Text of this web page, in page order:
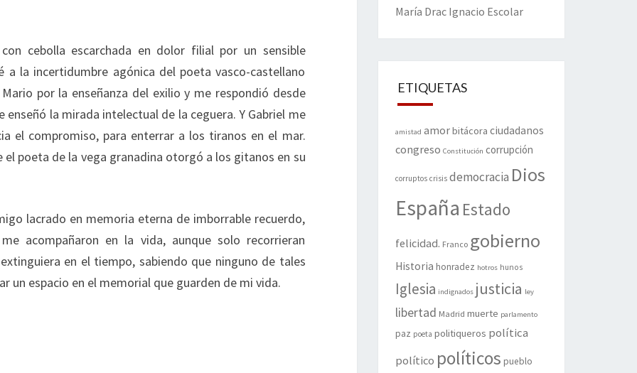
cebolla escarchada en dolor filial por un sensible
a la incertidumbre agónica del poeta vasco-castellano
por la enseñanza del exilio y me respondió desde
enseñó la mirada intelectual de la ceguera. Y Gabriel me
el compromiso, para enterrar a los tiranos en el mar.
el poeta de la vega granadina otorgó a los gitanos en su
lacrado en memoria eterna de imborrable recuerdo,
acompañaron en la vida, aunque solo recorrieran
en el tiempo, sabiendo que ninguno de tales
un espacio en el memorial que guarden de mi vida.
María Drac Ignacio Escolar
ETIQUETAS
amistad amorbitácora ciudadanos
congreso Constitución corrupción
corruptos crisis democracia Dios
España Estado
felicidad. Franco gobierno
Historia honradez hotros hunos
Iglesia indignados justicia ley
libertad Madrid muerte parlamento
paz poeta politiqueros política
político políticos pueblo